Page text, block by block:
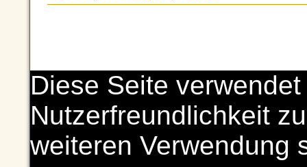
Diese Seite
Nutzerfreundlichkeit
weiteren Verwendung